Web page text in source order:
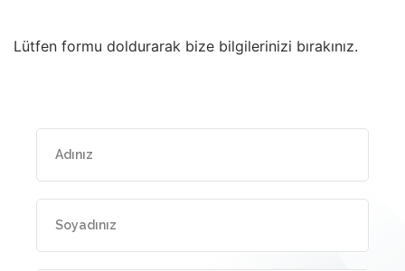
Lütfen formu doldurarak bize bilgilerinizi bırakınız.